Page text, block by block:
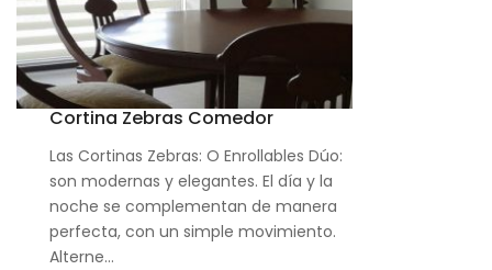
Cortina Zebras Comedor
Las Cortinas Zebras: O Enrollables Dúo:
son modernas y elegantes. El día y la
noche se complementan de manera
perfecta, con un simple movimiento.
Alterne…